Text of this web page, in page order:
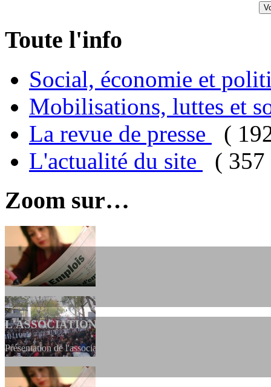
Toute l'info
Social, économie et
Mobilisations, luttes et
La revue de presse
(
L'actualité du site
( 357
Zoom sur…
L'ASSOCIATION
Présentation de l'association et de sa charte qui encadre nos actions